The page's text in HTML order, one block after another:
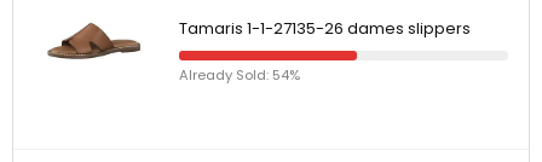
Tamaris 1-1-27135-26 dames slippers
Already Sold: 54%